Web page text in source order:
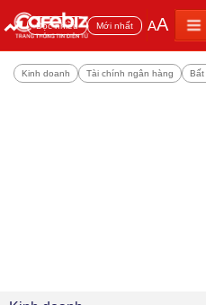
Đọc nhiều Mới nhất AA
Kinh doanh Tài chính ngân hàng Bất